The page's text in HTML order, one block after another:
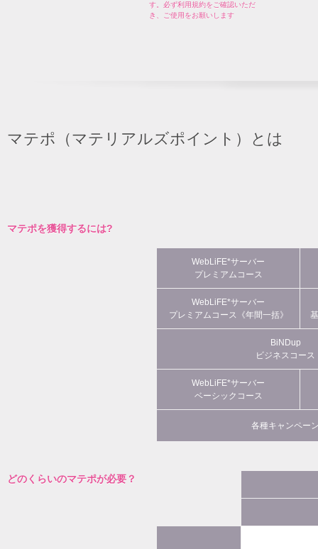
す。必ず利用規約をご確認いただ
き、ご使用をお願いします
マテポ（マテリアルズポイント）とは
マテポを獲得するには?
WebLiFE*サーバー
プレミアムコース
WebLiFE*サーバー
プレミアムコース《年間一括》
BiNDup
ビジネスコース
WebLiFE*サーバー
ベーシックコース
各種キャンペー
どのくらいのマテポが必要？